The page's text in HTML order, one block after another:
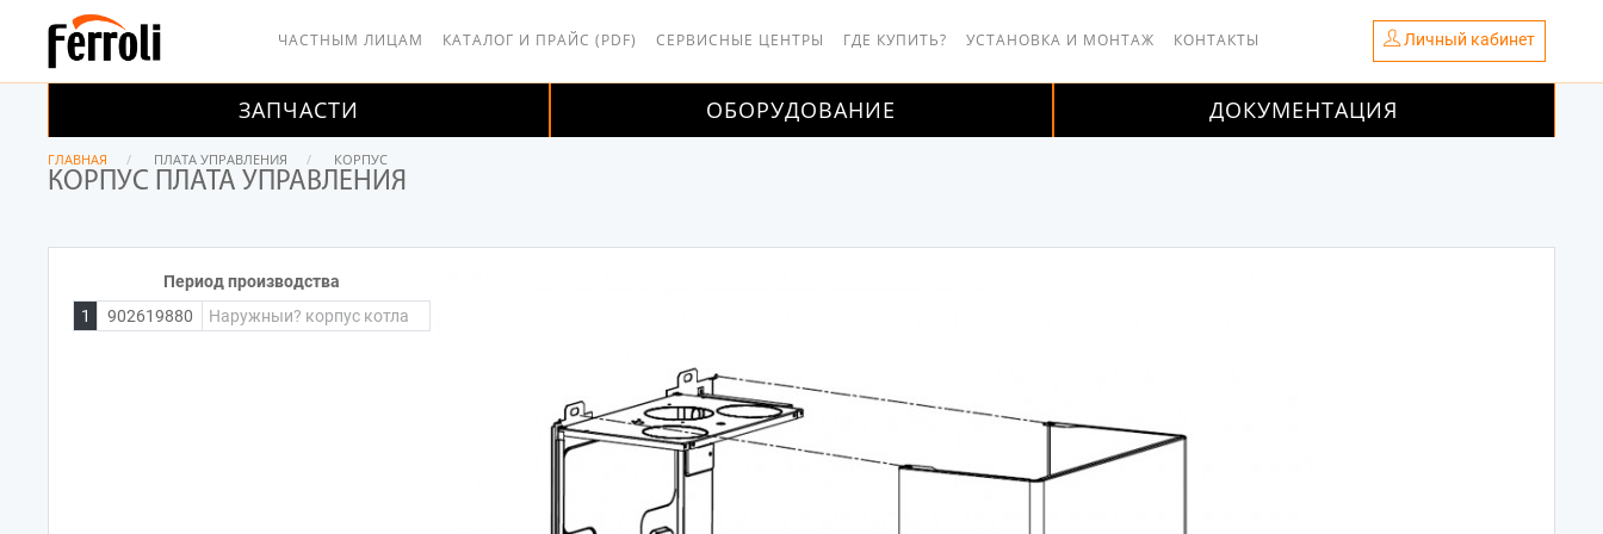
ЧАСТНЫМ ЛИЦАМ КАТАЛОГ И ПРАЙС (PDF) СЕРВИСНЫЕ ЦЕНТРЫ ГДЕ КУПИТЬ? УСТАНОВКА И МОНТАЖ КОНТАКТЫ Личный кабинет
ЗАПЧАСТИ ОБОРУДОВАНИЕ ДОКУМЕНТАЦИЯ
ГЛАВНАЯ ПЛАТА УПРАВЛЕНИЯ КОРПУС
КОРПУС ПЛАТА УПРАВЛЕНИЯ
Период производства
1
902619880 Наружныи? корпус котла